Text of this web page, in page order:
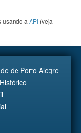
usando a API (veja
de Porto Alegre